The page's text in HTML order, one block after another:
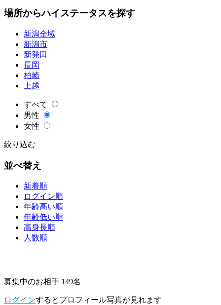
場所からハイステータスを探す
新潟全域
新潟市
新発田
長岡
柏崎
上越
すべて
男性
女性
絞り込む
並べ替え
新着順
ログイン順
年齢高い順
年齢低い順
高身長順
人数順
募集中のお相手 149名
ログインするとプロフィール写真が見れます